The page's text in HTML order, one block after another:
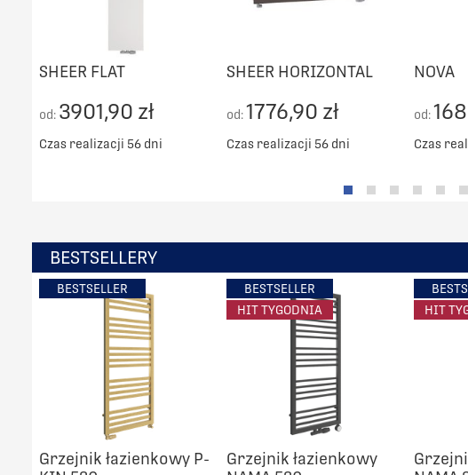
SHEER FLAT
od: 3901,90 zł
Czas realizacji 56 dni
SHEER HORIZONTAL
od:1776,90 zł
Czas realizacji 56 dni
NOVA
od:
Czas
BESTSELLERY
BESTSELLER
Grzejnik łazienkowy P-
BESTSELLER
HIT TYGODNIA
Grzejnik łazienkowy
HIT